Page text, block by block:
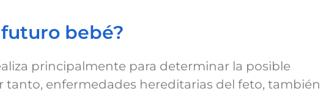
bebé?
principalmente para determinar la posible
tanto, enfermedades hereditarias del feto, también